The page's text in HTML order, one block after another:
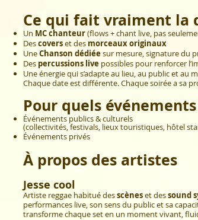
Ce qui fait vraiment la
Un MC chanteur(flows + chant live, pas
Descoverset des morceaux originaux
UneChanson dédiée sur mesure, signature du
Des percussions live possibles pour renforcer
Une énergie qui s’adapte au lieu, au public et au
Chaque date est différente. Chaque soirée a sa
Pour quels événements
Événements publics & culturels
(collectivités, festivals, lieux touristiques, hôtel
Événements privés
À propos des artistes
Jesse cool
Artiste reggae habitué desscèneset dessound
performances live, son sens du public et sa
transforme chaque set en un moment vivant,